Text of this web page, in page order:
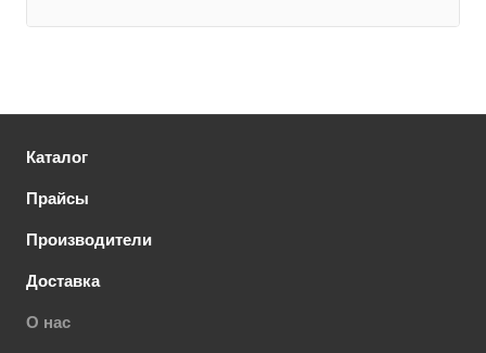
Каталог
Прайсы
Производители
Доставка
О нас